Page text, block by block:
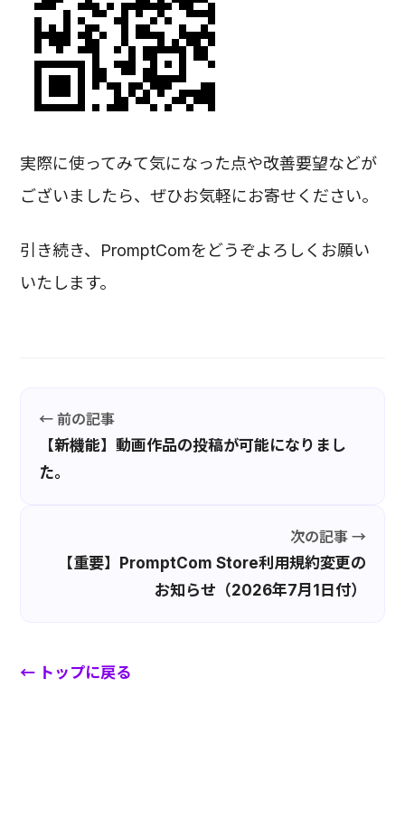
実際に使ってみて気になった点や改善要望などが
ございましたら、ぜひお気軽にお寄せください。
引き続き、PromptComをどうぞよろしくお願い
いたします。
← 前の記事
【新機能】動画作品の投稿が可能になりまし
た。
次の記事 →
【重要】PromptCom Store利用規約変更の
お知らせ（2026年7月1日付）
← トップに戻る